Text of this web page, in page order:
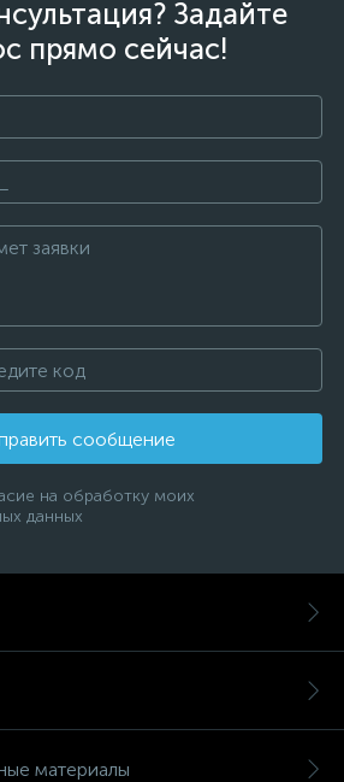
Задайте
прямо сейчас!
сообщение
на обработку моих
данных
материалы